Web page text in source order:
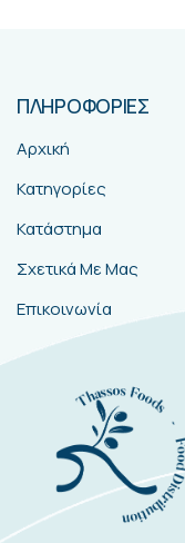
ΠΛΗΡΟΦΟΡΙΕΣ
Αρχική
Κατηγορίες
Κατάστημα
Σχετικά Με Μας
Επικοινωνία